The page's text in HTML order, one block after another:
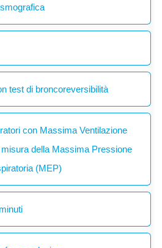
test di broncoreversibilità
con Massima Ventilazione
della Massima Pressione
(MEP)